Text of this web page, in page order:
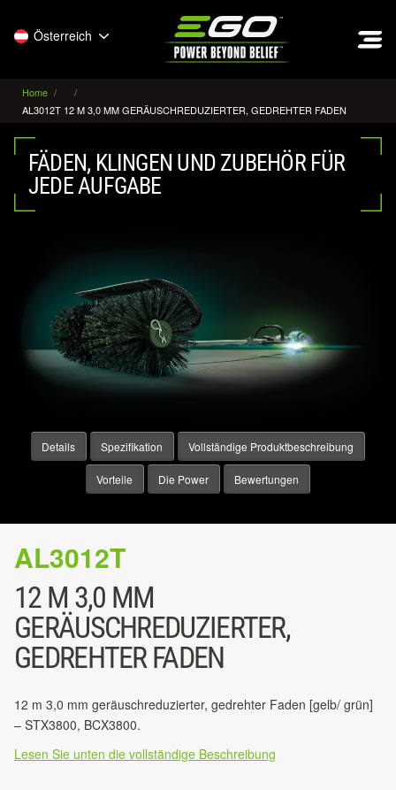
Österreich
Home
AL3012T 12 M 3,0 MM GERÄUSCHREDUZIERTER, GEDREHTER FADEN
FÄDEN, KLINGEN UND ZUBEHÖR FÜR
JEDE AUFGABE
Details Spezifikation Vollständige Produktbeschreibung
Vorteile Die Power Bewertungen
AL3012T
12 M 3,0 MM
GERÄUSCHREDUZIERTER,
GEDREHTER FADEN
12 m 3,0 mm geräuschreduzierter, gedrehter Faden [gelb/ grün]
– STX3800, BCX3800.
Lesen Sie unten die vollständige Beschreibung